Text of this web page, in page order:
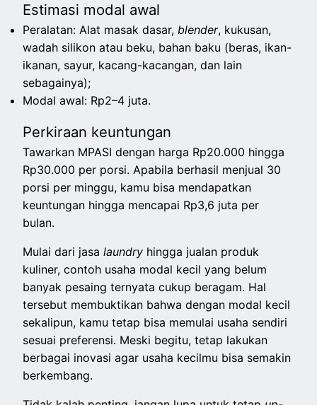
Estimasi modal awal
Peralatan: Alat masak dasar,blender, kukusan,
wadah silikon atau beku, bahan baku (beras, ikan-
ikanan, sayur, kacang-kacangan, dan lain
sebagainya);
Modal awal: Rp2–4 juta.
Perkiraan keuntungan
Tawarkan MPASI dengan harga Rp20.000 hingga
Rp30.000 per porsi. Apabila berhasil menjual 30
porsi per minggu, kamu bisa mendapatkan
keuntungan hingga mencapai Rp3,6 juta per
bulan.
Mulai dari jasalaundry hingga jualan produk
kuliner, contoh usaha modal kecil yang belum
banyak pesaing ternyata cukup beragam. Hal
tersebut membuktikan bahwa dengan modal kecil
sekalipun, kamu tetap bisa memulai usaha sendiri
sesuai preferensi. Meski begitu, tetap lakukan
berbagai inovasi agar usaha kecilmu bisa semakin
berkembang.